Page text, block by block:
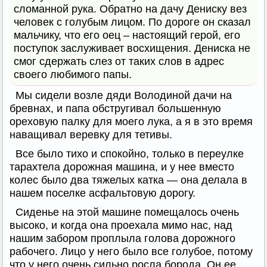
сломанной рука. Обратно на дачу Дениску вез
человек с голубым лицом. По дороге он сказал
мальчику, что его оец – настоящий герой, его
поступок заслуживает восхищения. Дениска не
смог сдержать слез от таких слов в адрес
своего любимого папы.
Мы сидели возле дяди Володиной дачи на
бревнах, и папа обстругивал большенную
ореховую палку для моего лука, а я в это время
наващивал веревку для тетивы.
Все было тихо и спокойно, только в переулке
тарахтела дорожная машина, и у нее вместо
колес было два тяжелых катка — она делала в
нашем поселке асфальтовую дорогу.
Сиденье на этой машине помещалось очень
высоко, и когда она проехала мимо нас, над
нашим забором проплыла голова дорожного
рабочего. Лицо у него было все голубое, потому
что у него очень сильно росла борода. Он ее